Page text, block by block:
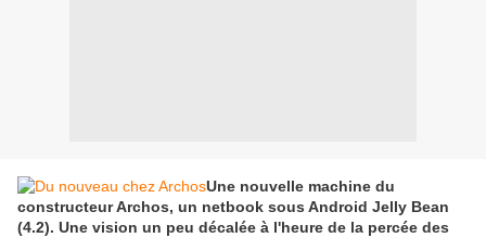
Une nouvelle machine du
constructeur Archos, un netbook sous Android Jelly Bean
(4.2). Une vision un peu décalée à l'heure de la percée des